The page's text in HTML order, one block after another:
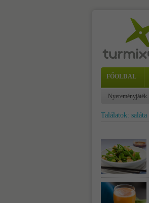
FŐOLDAL
Nyereményjáték
Találatok: saláta